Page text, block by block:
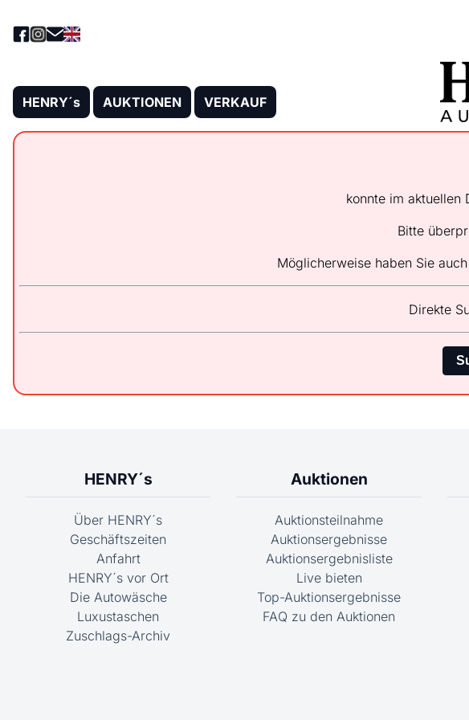
HENRY´s AUKTIONEN VERKAUF
konnte im aktuellen
Bitte
Möglicherweise haben Sie
Direkte
HENRY´s
Über HENRY´s
Geschäftszeiten
Anfahrt
HENRY´s vor Ort
Die Autowäsche
Luxustaschen
Zuschlags-Archiv
Auktionen
Auktionsteilnahme
Auktionsergebnisse
Auktionsergebnisliste
Live bieten
Top-Auktionsergebnisse
FAQ zu den Auktionen